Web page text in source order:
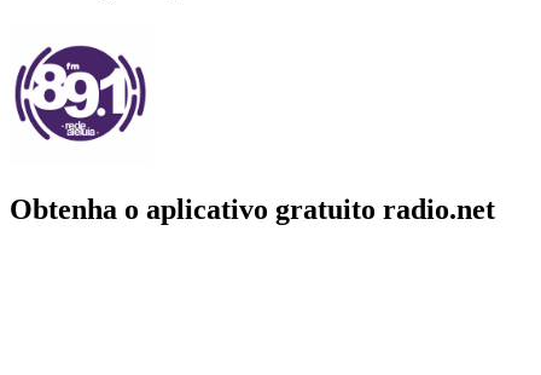
Obtenha o aplicativo gratuito radio.net